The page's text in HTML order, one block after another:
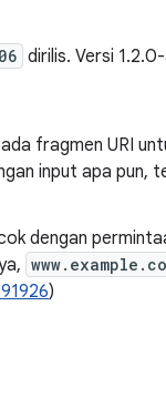
dirilis. Versi
fragmen URI
input apa pun,
dengan
)